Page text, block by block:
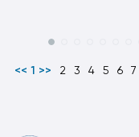
<< 1 >> 2 3 4 5 6 7